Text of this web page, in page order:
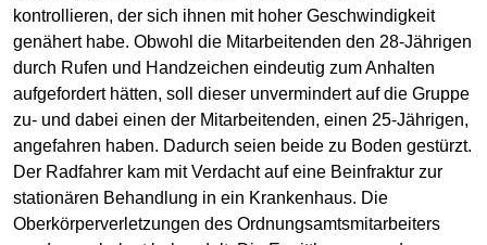
kontrollieren, der sich ihnen mit hoher Geschwindigkeit
genähert habe. Obwohl die Mitarbeitenden den 28-Jährigen
durch Rufen und Handzeichen eindeutig zum Anhalten
aufgefordert hätten, soll dieser unvermindert auf die Gruppe
zu- und dabei einen der Mitarbeitenden, einen 25-Jährigen,
angefahren haben. Dadurch seien beide zu Boden gestürzt.
Der Radfahrer kam mit Verdacht auf eine Beinfraktur zur
stationären Behandlung in ein Krankenhaus. Die
Oberkörperverletzungen des Ordnungsamtsmitarbeiters